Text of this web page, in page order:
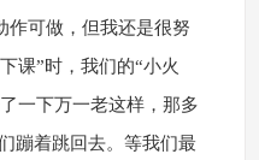
作可做，但我还是很努
课”时，我们的“小火
一下万一老这样，那多
蹦着跳回去。等我们最